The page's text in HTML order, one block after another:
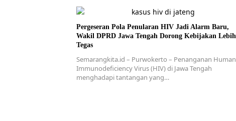
Pergeseran Pola Penularan HIV Jadi Alarm Baru,
Wakil DPRD Jawa Tengah Dorong Kebijakan Lebih
Tegas
Semarangkita.id – Purwokerto – Penanganan Human
Immunodeficiency Virus (HIV) di Jawa Tengah
menghadapi tantangan yang…